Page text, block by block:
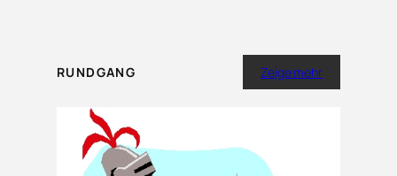
RUNDGANG Zeige mehr